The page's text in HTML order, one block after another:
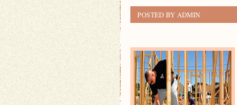
POSTED BY ADMIN